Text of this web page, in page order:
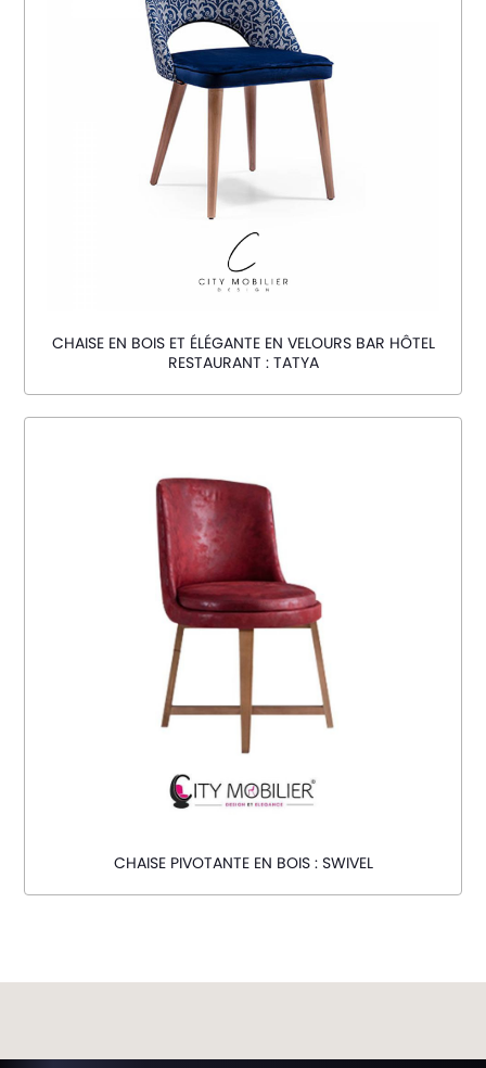
CHAISE EN BOIS ET ÉLÉGANTE EN VELOURS BAR HÔTEL
RESTAURANT : TATYA
CHAISE PIVOTANTE EN BOIS : SWIVEL